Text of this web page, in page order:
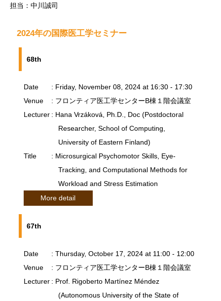
担当：中川誠司
2024年の国際医工学セミナー
68th
Date
: Friday, November 08, 2024 at 16:30 - 17:30
Venue
: フロンティア医工学センターB棟１階会議室
Lecturer : Hana Vrzáková, Ph.D., Doc (Postdoctoral
Researcher, School of Computing,
University of Eastern Finland)
Title
: Microsurgical Psychomotor Skills, Eye-
Tracking, and Computational Methods for
Workload and Stress Estimation
More detail
67th
Date
: Thursday, October 17, 2024 at 11:00 - 12:00
Venue
: フロンティア医工学センターB棟１階会議室
Lecturer : Prof. Rigoberto Martínez Méndez
(Autonomous University of the State of